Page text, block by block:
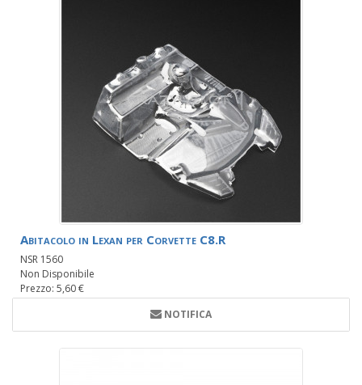
Abitacolo in Lexan per Corvette C8.R
NSR 1560
Non Disponibile
Prezzo: 5,60 €
NOTIFICA